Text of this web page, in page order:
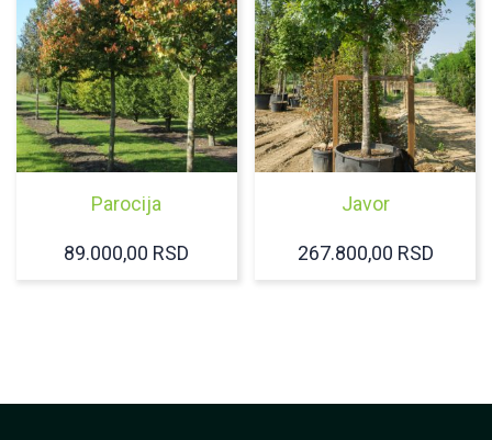
Parocija
89.000,00 RSD
Javor
267.800,00 RSD